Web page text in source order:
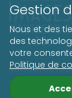
Gestion
Nous et des
des
votre
Politique de
Retrouvez
de Retro Photo
sur les